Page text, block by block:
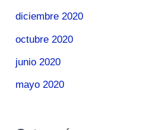
diciembre 2020
octubre 2020
junio 2020
mayo 2020